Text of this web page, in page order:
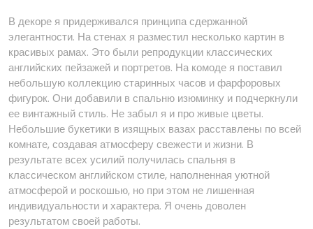
В декоре я придерживался принципа сдержанной
элегантности. На стенах я разместил несколько картин в
красивых рамах. Это были репродукции классических
английских пейзажей и портретов. На комоде я поставил
небольшую коллекцию старинных часов и фарфоровых
фигурок. Они добавили в спальню изюминку и подчеркнули
ее винтажный стиль. Не забыл я и про живые цветы.
Небольшие букетики в изящных вазах расставлены по всей
комнате, создавая атмосферу свежести и жизни. В
результате всех усилий получилась спальня в
классическом английском стиле, наполненная уютной
атмосферой и роскошью, но при этом не лишенная
индивидуальности и характера. Я очень доволен
результатом своей работы.